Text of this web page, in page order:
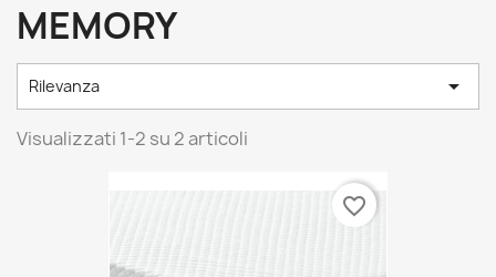
MEMORY
Rilevanza 
Visualizzati 1-2 su 2 articoli
favorite_border